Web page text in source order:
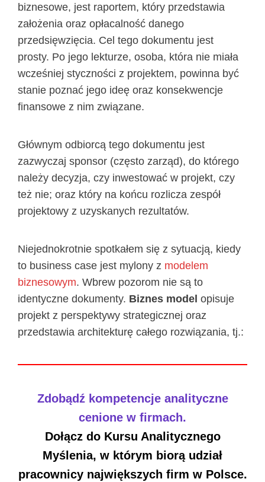
biznesowe, jest raportem, który przedstawia
założenia oraz opłacalność danego
przedsięwzięcia. Cel tego dokumentu jest
prosty. Po jego lekturze, osoba, która nie miała
wcześniej styczności z projektem, powinna być
stanie poznać jego ideę oraz konsekwencje
finansowe z nim związane.
Głównym odbiorcą tego dokumentu jest
zazwyczaj sponsor (często zarząd), do którego
należy decyzja, czy inwestować w projekt, czy
też nie; oraz który na końcu rozlicza zespół
projektowy z uzyskanych rezultatów.
Niejednokrotnie spotkałem się z sytuacją, kiedy
to business case jest mylony z modelem
biznesowym. Wbrew pozorom nie są to
identyczne dokumenty. Biznes model opisuje
projekt z perspektywy strategicznej oraz
przedstawia architekturę całego rozwiązania, tj.:
Zdobądź kompetencje analityczne
cenione w firmach.
Dołącz do Kursu Analitycznego
Myślenia, w którym biorą udział
pracownicy największych firm w Polsce.